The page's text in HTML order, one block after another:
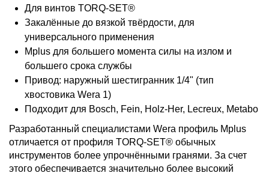
Для винтов TORQ-SET®
Закалённые до вязкой твёрдости, для
универсального применения
Mplus для большего момента силы на излом и
большего срока службы
Привод: наружный шестигранник 1/4" (тип
хвостовика Wera 1)
Подходит для Bosch, Fein, Holz-Her, Lecreux, Metabo
Разработанный специалистами Wera профиль Mplus
отличается от профиля TORQ-SET® обычных
инструментов более упрочнёнными гранями. За счет
этого обеспечивается значительно более высокий